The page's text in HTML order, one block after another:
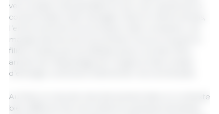
vers la saison des grillades et vers une reprise de la
consommation des ménages. Dans le même temps,
l’environnement économique reste complexe. Les
marges demeurent sous tension tout au long de la
filière, tandis que les débats autour du bien-être
animal, de l’étiquetage de l’origine et des modes
d’élevage continuent d’alimenter les incertitudes.
Au final, le mois de mai s’est achevé dans un contexte
bien différent de celui observé quelques semaines